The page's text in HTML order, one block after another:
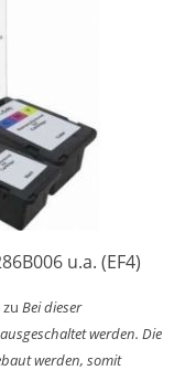
u.a. (EF4)
Bei dieser
werden. Die
werden, somit